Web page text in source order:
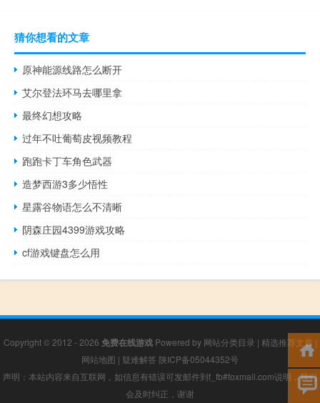
猜你想看的文章
原神能源线路怎么断开
艾尔登法环马去哪里拿
最终幻想攻略
过年不吐葡萄皮视频教程
跑跑卡丁车角色武器
造梦西游3多少悟性
星露谷物语怎么不清晰
阴森庄园4399游戏攻略
cf游戏键盘怎么用
Copyright © 2012 - 2026 免费在线游戏Powered by 网站分类目录 | 精选推荐文章 |
网站地图 | 疑难解答 陕ICP备05044352号
声明：本站内容来自互联网，如信息有错误可发邮件到f_fb#foxmail.com说明，我们
会及时纠正，谢谢